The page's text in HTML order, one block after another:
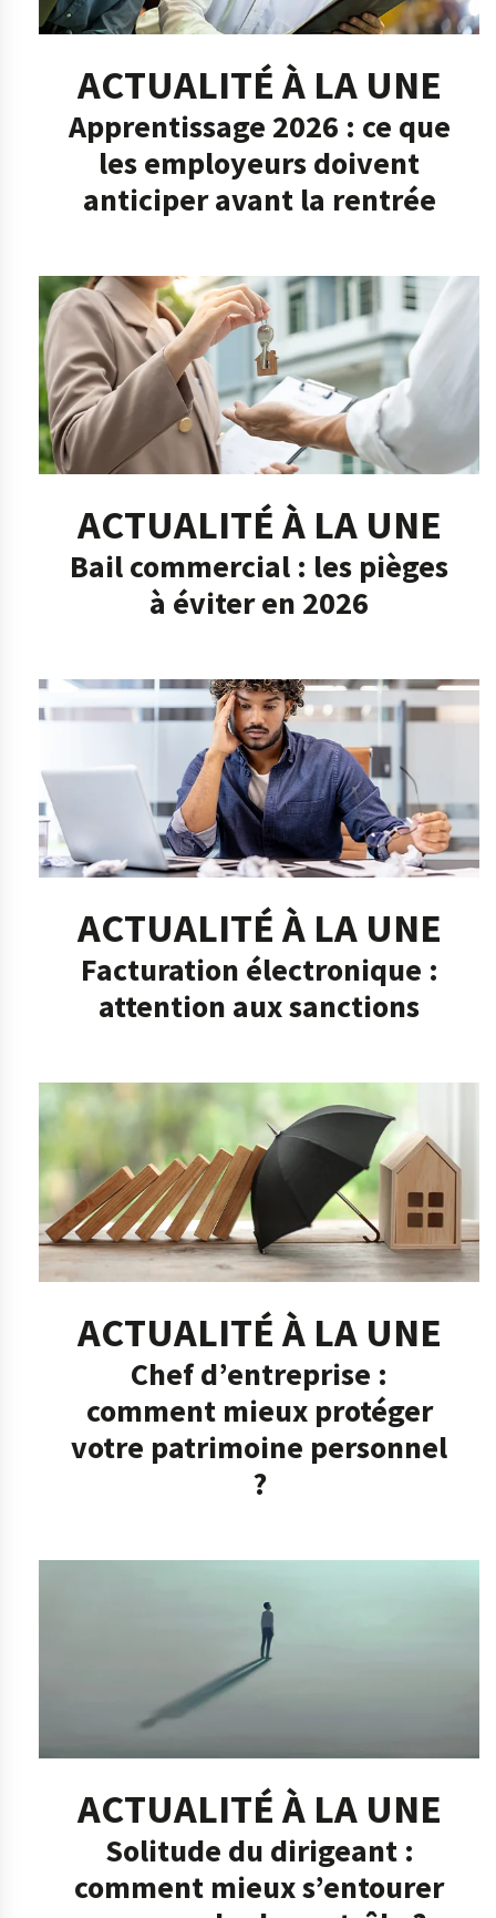
ACTUALITÉ À LA UNE
Apprentissage 2026 : ce que
les employeurs doivent
anticiper avant la rentrée
ACTUALITÉ À LA UNE
Bail commercial : les pièges
à éviter en 2026
ACTUALITÉ À LA UNE
Facturation électronique :
attention aux sanctions
ACTUALITÉ À LA UNE
Chef d’entreprise :
comment mieux protéger
votre patrimoine personnel
?
ACTUALITÉ À LA UNE
Solitude du dirigeant :
comment mieux s’entourer